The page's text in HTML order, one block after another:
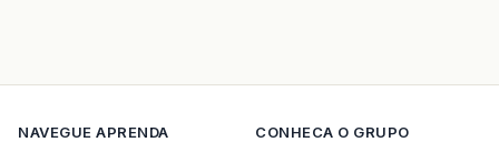
NAVEGUE APRENDA
CONHECA O GRUPO